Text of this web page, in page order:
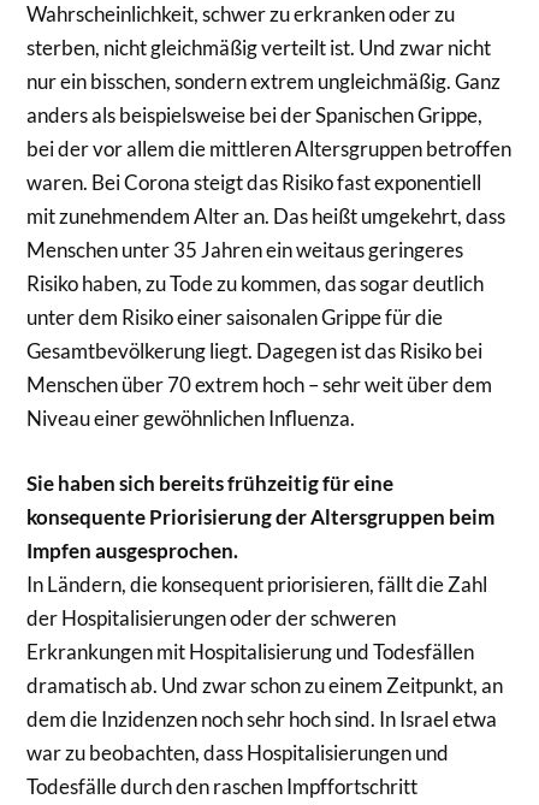
Wahrscheinlichkeit, schwer zu erkranken oder zu
sterben, nicht gleichmäßig verteilt ist. Und zwar nicht
nur ein bisschen, sondern extrem ungleichmäßig. Ganz
anders als beispielsweise bei der Spanischen Grippe,
bei der vor allem die mittleren Altersgruppen betroffen
waren. Bei Corona steigt das Risiko fast exponentiell
mit zunehmendem Alter an. Das heißt umgekehrt, dass
Menschen unter 35 Jahren ein weitaus geringeres
Risiko haben, zu Tode zu kommen, das sogar deutlich
unter dem Risiko einer saisonalen Grippe für die
Gesamtbevölkerung liegt. Dagegen ist das Risiko bei
Menschen über 70 extrem hoch – sehr weit über dem
Niveau einer gewöhnlichen Influenza.
Sie haben sich bereits frühzeitig für eine
konsequente Priorisierung der Altersgruppen beim
Impfen ausgesprochen.
In Ländern, die konsequent priorisieren, fällt die Zahl
der Hospitalisierungen oder der schweren
Erkrankungen mit Hospitalisierung und Todesfällen
dramatisch ab. Und zwar schon zu einem Zeitpunkt, an
dem die Inzidenzen noch sehr hoch sind. In Israel etwa
war zu beobachten, dass Hospitalisierungen und
Todesfälle durch den raschen Impffortschritt